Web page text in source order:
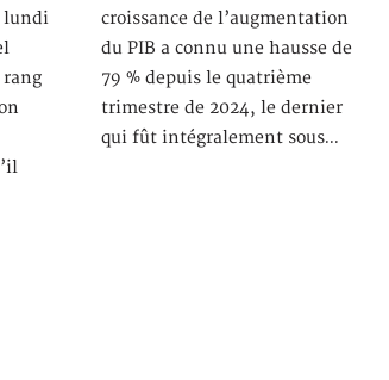
lundi
croissance de l’augmentation
du PIB a connu une hausse de
79 % depuis le quatrième
trimestre de 2024, le dernier
qui fût intégralement sous…